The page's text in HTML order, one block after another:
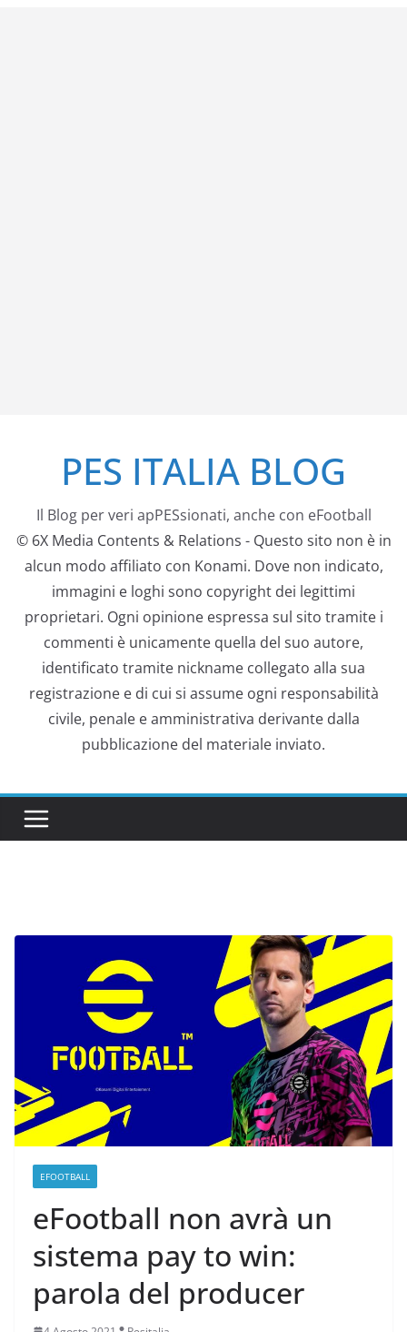
contenutoPES ITALIA BLOG
Il Blog per veri apPESsionati, anche con eFootball
© 6X Media Contents & Relations - Questo sito non è in
alcun modo affiliato con Konami. Dove non indicato,
immagini e loghi sono copyright dei legittimi
proprietari. Ogni opinione espressa sul sito tramite i
commenti è unicamente quella del suo autore,
identificato tramite nickname collegato alla sua
registrazione e di cui si assume ogni responsabilità
civile, penale e amministrativa derivante dalla
pubblicazione del materiale inviato.
EFOOTBALL
eFootball non avrà un
sistema pay to win:
parola del producer